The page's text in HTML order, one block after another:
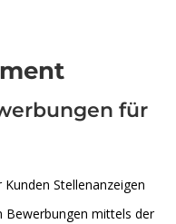
für
Stellenanzeigen
Bewerbungen mittels der